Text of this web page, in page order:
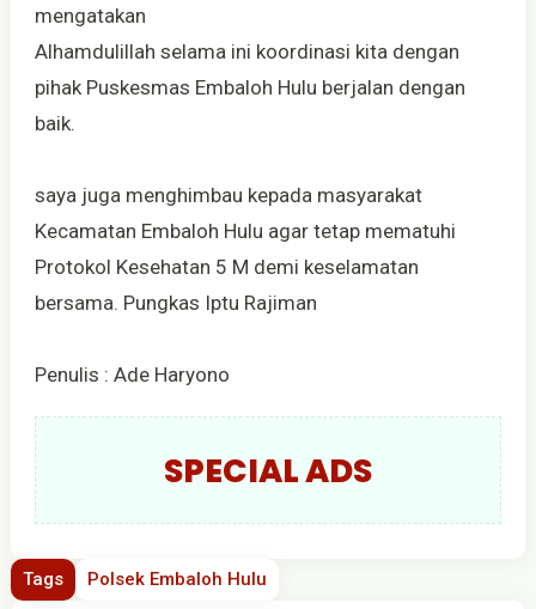
mengatakan
Alhamdulillah selama ini koordinasi kita dengan
pihak Puskesmas Embaloh Hulu berjalan dengan
baik.
saya juga menghimbau kepada masyarakat
Kecamatan Embaloh Hulu agar tetap mematuhi
Protokol Kesehatan 5 M demi keselamatan
bersama. Pungkas Iptu Rajiman
Penulis : Ade Haryono
SPECIAL ADS
Tags Polsek Embaloh Hulu